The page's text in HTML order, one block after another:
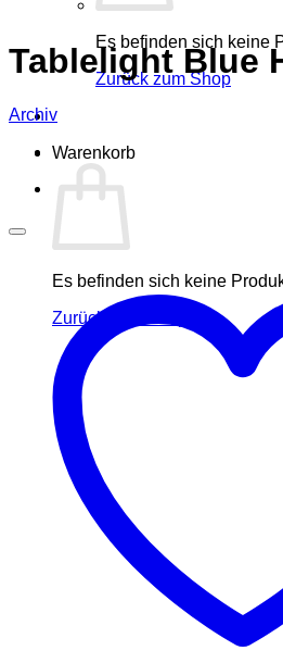
Es befinden sich keine
Zurück zum Shop
Warenkorb
Es befinden sich keine
Zurück zum Shop
Tablelight Blue
Archiv